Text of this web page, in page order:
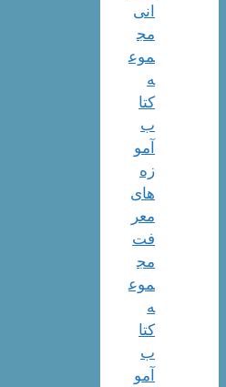
انی
مج
موع
ه
کتا
ب
آمو
زه
های
معر
فت
مج
موع
ه
کتا
ب
آمو